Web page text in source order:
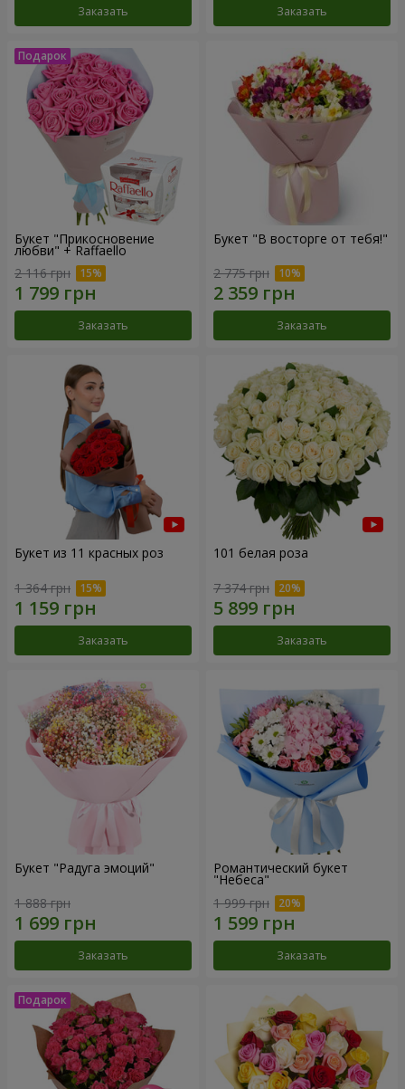
Заказать Заказать
Букет "Прикосновение
любви" + Raffaello
2 116 грн
Заказать
Букет "В восторге от тебя!"
2 775 грн
Заказать
Букет из 11 красных роз
1 364 грн
Заказать
101 белая роза
7 374 грн
Заказать
Букет "Радуга эмоций"
1 888 грн
Заказать
Романтический букет
"Небеса"
1 999 грн
Заказать